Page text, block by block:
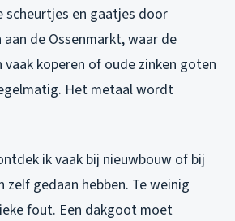
scheurtjes en gaatjes door
de Ossenmarkt, waar de
koperen of oude zinken goten
Het metaal wordt
ik vaak bij nieuwbouw of bij
zelf gedaan hebben. Te weinig
fout. Een dakgoot moet